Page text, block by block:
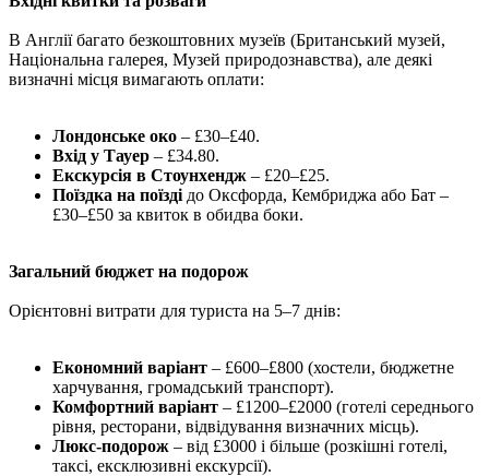
В Англії багато безкоштовних музеїв (Британський музей,
Національна галерея, Музей природознавства), але деякі
визначні місця вимагають оплати:
Лондонське око – £30–£40.
Вхід у Тауер – £34.80.
Екскурсія в Стоунхендж – £20–£25.
Поїздка на поїзді до Оксфорда, Кембриджа або Бат –
£30–£50 за квиток в обидва боки.
Загальний бюджет на подорож
Орієнтовні витрати для туриста на 5–7 днів:
Економний варіант – £600–£800 (хостели, бюджетне
харчування, громадський транспорт).
Комфортний варіант – £1200–£2000 (готелі середнього
рівня, ресторани, відвідування визначних місць).
Люкс-подорож – від £3000 і більше (розкішні готелі,
таксі, ексклюзивні екскурсії).